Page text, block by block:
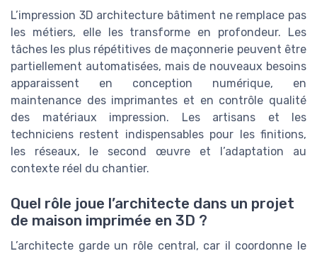
L’impression 3D architecture bâtiment ne remplace pas
les métiers, elle les transforme en profondeur. Les
tâches les plus répétitives de maçonnerie peuvent être
partiellement automatisées, mais de nouveaux besoins
apparaissent en conception numérique, en
maintenance des imprimantes et en contrôle qualité
des matériaux impression. Les artisans et les
techniciens restent indispensables pour les finitions,
les réseaux, le second œuvre et l’adaptation au
contexte réel du chantier.
Quel rôle joue l’architecte dans un projet
de maison imprimée en 3D ?
L’architecte garde un rôle central, car il coordonne le